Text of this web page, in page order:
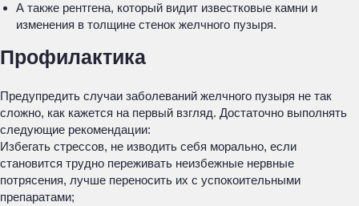
А также рентгена, который видит известковые камни и
изменения в толщине стенок желчного пузыря.
Профилактика
Предупредить случаи заболеваний желчного пузыря не так
сложно, как кажется на первый взгляд. Достаточно выполнять
следующие рекомендации:
Избегать стрессов, не изводить себя морально, если
становится трудно переживать неизбежные нервные
потрясения, лучше переносить их с успокоительными
препаратами;